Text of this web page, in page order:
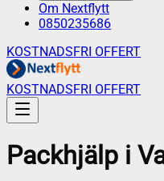
Om Nextflytt
0850235686
KOSTNADSFRI OFFERT
KOSTNADSFRI OFFERT
Packhjälp i